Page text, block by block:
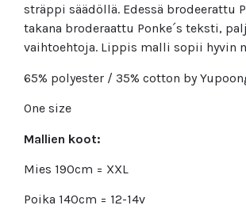
sträppi säädöllä. Edessä brodeerattu
takana broderaattu Ponke´s teksti,
vaihtoehtoja. Lippis malli sopii hyvin
65% polyester / 35% cotton by
One size
Mallien koot:
Mies 190cm = XXL
Poika 140cm = 12-14v